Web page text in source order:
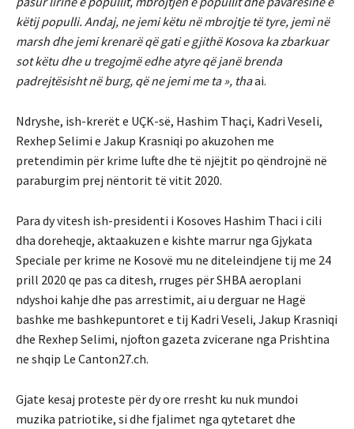
këtij populli. Andaj, ne jemi këtu në mbrojtje të tyre, jemi në
marsh dhe jemi krenarë që gati e gjithë Kosova ka zbarkuar
sot këtu dhe u tregojmë edhe atyre që janë brenda
padrejtësisht në burg, që ne jemi me ta », thaai.
Ndryshe, ish-krerët e UÇK-së, Hashim Thaçi, Kadri Veseli,
Rexhep Selimi e Jakup Krasniqi po akuzohen me
pretendimin për krime lufte dhe të njëjtit po qëndrojnë në
paraburgim prej nëntorit të vitit 2020.
Para dy vitesh ish-presidenti i Kosoves Hashim Thaci i cili
dha doreheqje, aktaakuzen e kishte marrur nga Gjykata
Speciale per krime ne Kosovë mu ne diteleindjene tij me 24
prill 2020 qe pas ca ditesh, rruges për SHBA aeroplani
ndyshoi kahje dhe pas arrestimit, ai u derguar ne Hagë
bashke me bashkepuntoret e tij Kadri Veseli, Jakup Krasniqi
dhe Rexhep Selimi, njofton gazeta zvicerane nga Prishtina
ne shqip Le Canton27.ch.
Gjate kesaj proteste për dy ore rresht ku nuk mundoi
muzika patriotike, si dhe fjalimet nga qytetaret dhe